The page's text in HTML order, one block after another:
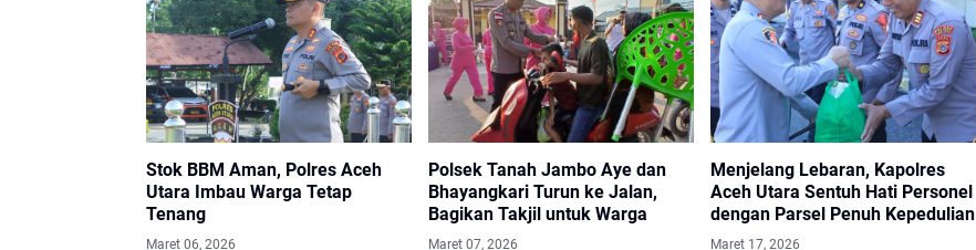
Stok BBM Aman, Polres Aceh
Utara Imbau Warga Tetap
Tenang
Maret 06, 2026
Polsek Tanah Jambo Aye dan
Bhayangkari Turun ke Jalan,
Bagikan Takjil untuk Warga
Maret 07, 2026
Menjelang Lebaran, Kapolres
Aceh Utara Sentuh Hati Personel
dengan Parsel Penuh Kepedulian
Maret 17, 2026